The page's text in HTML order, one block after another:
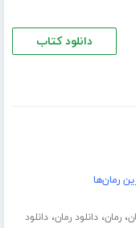
دانلود کتاب
رمان‌ها
،رمان،دانلود رمان،دانلود